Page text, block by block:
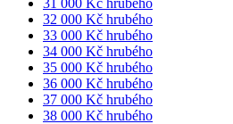
31 000 Kč hrubého
32 000 Kč hrubého
33 000 Kč hrubého
34 000 Kč hrubého
35 000 Kč hrubého
36 000 Kč hrubého
37 000 Kč hrubého
38 000 Kč hrubého